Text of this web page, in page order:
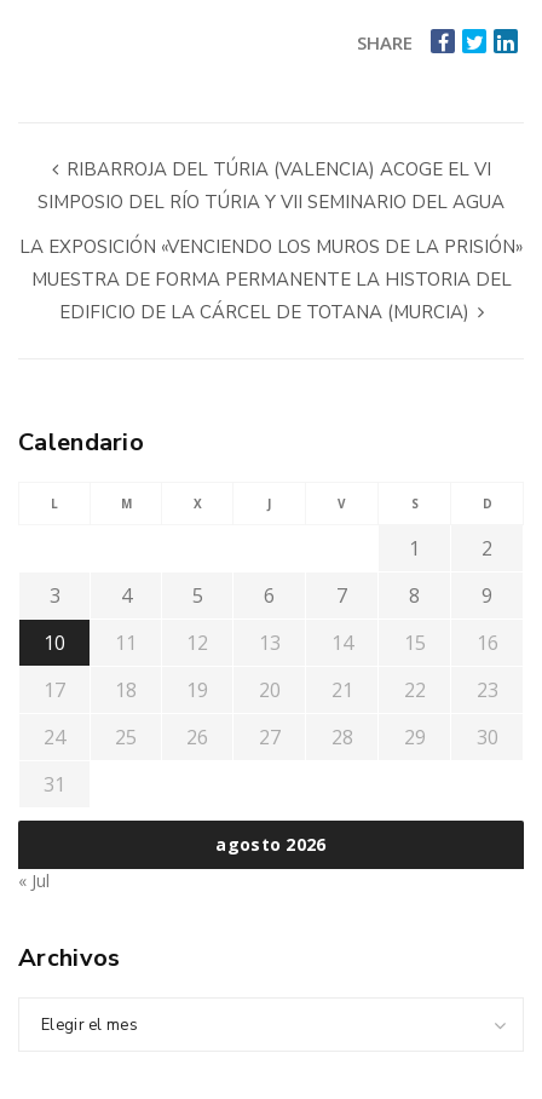
SHARE
RIBARROJA DEL TÚRIA (VALENCIA) ACOGE EL VI
SIMPOSIO DEL RÍO TÚRIA Y VII SEMINARIO DEL AGUA
LA EXPOSICIÓN «VENCIENDO LOS MUROS DE LA PRISIÓN»
MUESTRA DE FORMA PERMANENTE LA HISTORIA DEL
EDIFICIO DE LA CÁRCEL DE TOTANA (MURCIA)
Calendario
agosto 2026
L M X J V S D
1
2
3
4 5 6 7 8
9
10
11 12 13 14 15
16
17
18 19 20 21 22
23
24
25 26 27 28 29
30
31
« Jul
Archivos
Elegir el mes